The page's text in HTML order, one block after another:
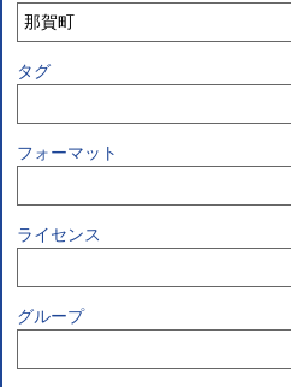
タグ
フォーマット
ライセンス
グループ